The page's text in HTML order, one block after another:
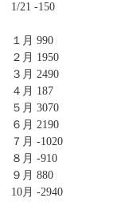
1/21 -150
１月 990
２月 1950
３月 2490
４月 187
５月 3070
６月 2190
７月 -1020
８月 -910
９月 880
10月 -2940